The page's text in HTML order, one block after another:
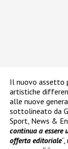
Il nuovo assetto
artistiche
alle nuove
sottolineato da
Sport, News &
continua a
offerta editoriale